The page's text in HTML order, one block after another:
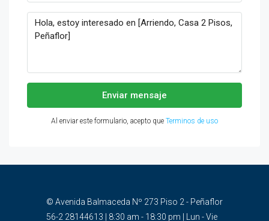
Enviar mensaje
Al enviar este formulario, acepto que Terminos de uso
© Avenida Balmaceda Nº 273 Piso 2 - Peñaflor
56-2 28144613 | 8:30 am - 18:30 pm | Lun - Vie